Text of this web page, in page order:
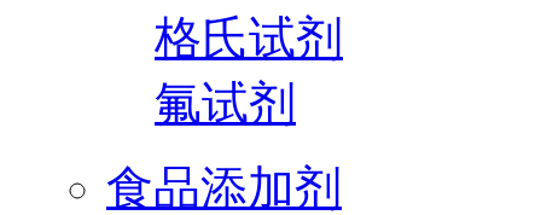
格氏试剂
氟试剂
食品添加剂